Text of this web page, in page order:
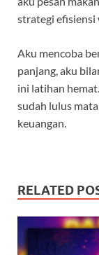
strategi efisiensi
Aku mencoba
panjang, aku
ini latihan
sudah lulus
keuangan.
RELATED